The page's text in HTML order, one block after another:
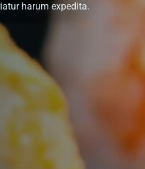
harum expedita.